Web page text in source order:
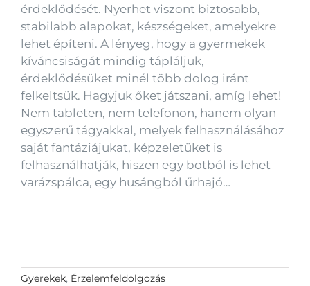
érdeklődését. Nyerhet viszont biztosabb,
stabilabb alapokat, készségeket, amelyekre
lehet építeni. A lényeg, hogy a gyermekek
kíváncsiságát mindig tápláljuk,
érdeklődésüket minél több dolog iránt
felkeltsük. Hagyjuk őket játszani, amíg lehet!
Nem tableten, nem telefonon, hanem olyan
egyszerű tágyakkal, melyek felhasználásához
saját fantáziájukat, képzeletüket is
felhasználhatják, hiszen egy botból is lehet
varázspálca, egy husángból űrhajó…
Gyerekek, Érzelemfeldolgozás